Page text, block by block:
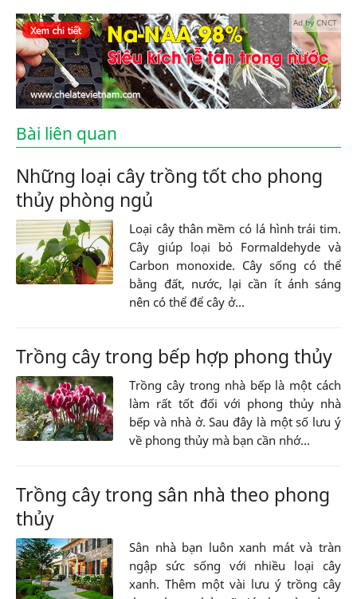
Ad by CNCT
Bài liên quan
Những loại cây trồng tốt cho phong
thủy phòng ngủ
Loại cây thân mềm có lá hình trái tim.
Cây giúp loại bỏ Formaldehyde và
Carbon monoxide. Cây sống có thể
bằng đất, nước, lại cần ít ánh sáng
nên có thể để cây ở...
Trồng cây trong bếp hợp phong thủy
Trồng cây trong nhà bếp là một cách
làm rất tốt đối với phong thủy nhà
bếp và nhà ở. Sau đây là một số lưu ý
về phong thủy mà bạn cần nhớ...
Trồng cây trong sân nhà theo phong
thủy
Sân nhà bạn luôn xanh mát và tràn
ngập sức sống với nhiều loại cây
xanh. Thêm một vài lưu ý trồng cây